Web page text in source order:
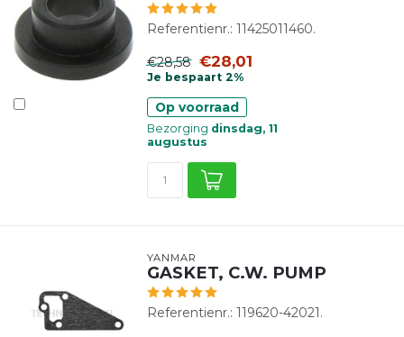
Referentienr.: 11425011460.
€28,58 €28,01
Je bespaart 2%
Op voorraad
Bezorging dinsdag, 11
augustus
YANMAR
GASKET, C.W. PUMP
Referentienr.: 119620-42021.